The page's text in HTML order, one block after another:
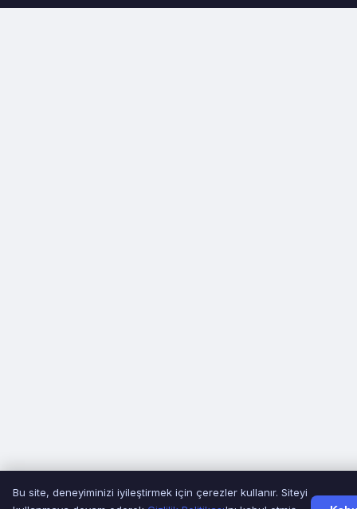
Bu site, deneyiminizi iyileştirmek için çerezler kullanır. Siteyi